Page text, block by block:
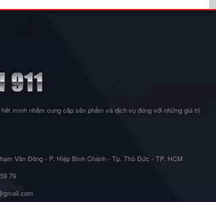
mình nhằm cung cấp sản phẩm và dịch vụ đúng với những giá trị
Văn Đồng - P. Hiệp Bình Chánh - Tp. Thủ Đức - TP. HCM
79